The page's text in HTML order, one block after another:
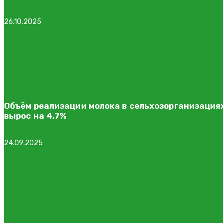
26.10.2025
Объём реализации молока в
вырос на 4,7%
24.09.2025